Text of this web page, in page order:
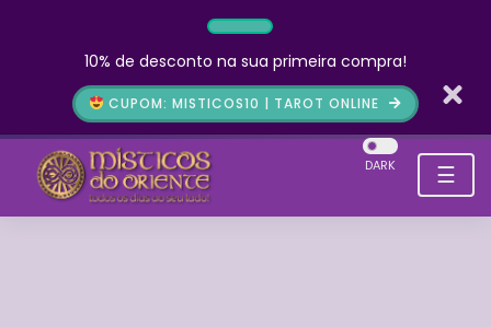
10% de desconto na sua primeira compra!
CUPOM: MISTICOS10 | TAROT ONLINE
☰
DARK